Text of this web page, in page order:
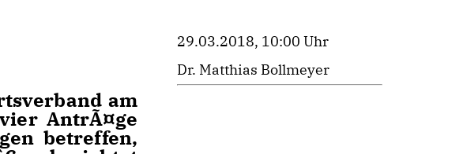
am
AntrÃ¤ge
betreffen,
29.03.2018, 10:00 Uhr
Dr. Matthias Bollmeyer